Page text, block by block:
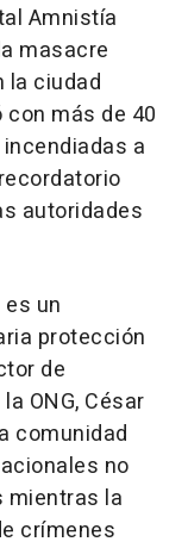
Amnistía
masacre
la ciudad
más de 40
a
autoridades
un
protección
de
ONG, César
comunidad
no
mientras la
crímenes